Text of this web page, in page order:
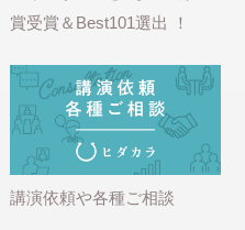
賞受賞＆Best101選出 ！
講演依頼や各種ご相談